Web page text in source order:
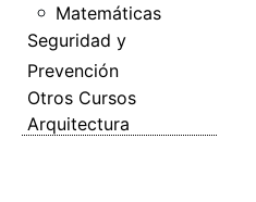
Matemáticas
Seguridad y
Prevención
Otros Cursos
Arquitectura